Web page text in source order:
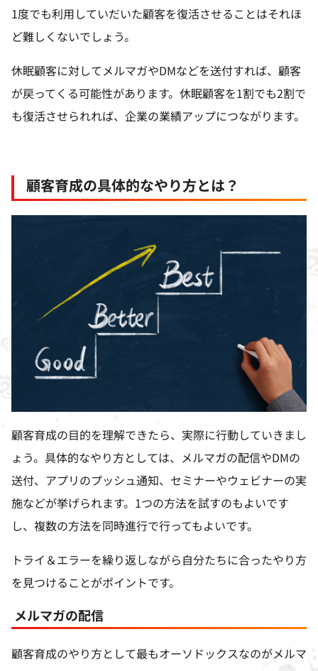
1度でも利用していだいた顧客を復活させることはそれほ
ど難しくないでしょう。
休眠顧客に対してメルマガやDMなどを送付すれば、顧客
が戻ってくる可能性があります。休眠顧客を1割でも2割で
も復活させられれば、企業の業績アップにつながります。
顧客育成の具体的なやり方とは？
顧客育成の目的を理解できたら、実際に行動していきまし
ょう。具体的なやり方としては、メルマガの配信やDMの
送付、アプリのプッシュ通知、セミナーやウェビナーの実
施などが挙げられます。 1つの方法を試すのもよいです
し、複数の方法を同時進行で行ってもよいです。
トライ＆エラーを繰り返しながら自分たちに合ったやり方
を見つけることがポイントです。
メルマガの配信
顧客育成のやり方として最もオーソドックスなのがメルマ